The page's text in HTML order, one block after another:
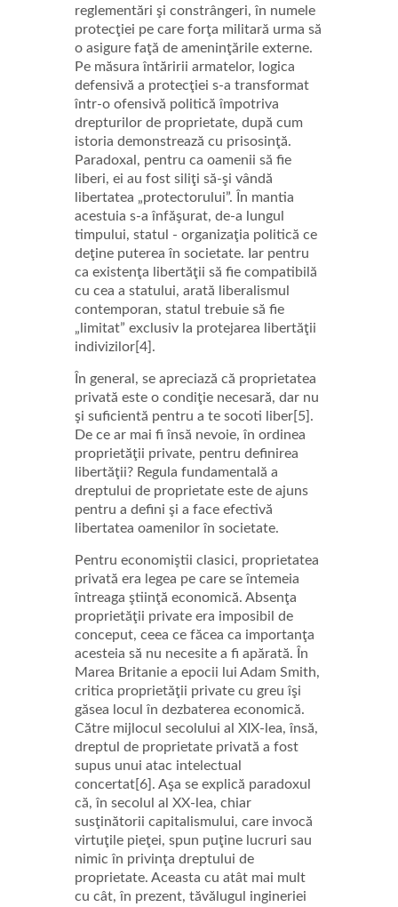
reglementări şi constrângeri, în numele
protecţiei pe care forţa militară urma să
o asigure faţă de ameninţările externe.
Pe măsura întăririi armatelor, logica
defensivă a protecţiei s-a transformat
într-o ofensivă politică împotriva
drepturilor de proprietate, după cum
istoria demonstrează cu prisosinţă.
Paradoxal, pentru ca oamenii să fie
liberi, ei au fost siliţi să-şi vândă
libertatea „protectorului”. În mantia
acestuia s-a înfăşurat, de-a lungul
timpului, statul - organizaţia politică ce
deţine puterea în societate. Iar pentru
ca existenţa libertăţii să fie compatibilă
cu cea a statului, arată liberalismul
contemporan, statul trebuie să fie
„limitat” exclusiv la protejarea libertăţii
indivizilor[4].
În general, se apreciază că proprietatea
privată este o condiţie necesară, dar nu
şi suficientă pentru a te socoti liber[5].
De ce ar mai fi însă nevoie, în ordinea
proprietăţii private, pentru definirea
libertăţii? Regula fundamentală a
dreptului de proprietate este de ajuns
pentru a defini şi a face efectivă
libertatea oamenilor în societate.
Pentru economiştii clasici, proprietatea
privată era legea pe care se întemeia
întreaga ştiinţă economică. Absenţa
proprietăţii private era imposibil de
conceput, ceea ce făcea ca importanţa
acesteia să nu necesite a fi apărată. În
Marea Britanie a epocii lui Adam Smith,
critica proprietăţii private cu greu îşi
găsea locul în dezbaterea economică.
Către mijlocul secolului al XIX-lea, însă,
dreptul de proprietate privată a fost
supus unui atac intelectual
concertat[6]. Aşa se explică paradoxul
că, în secolul al XX-lea, chiar
susţinătorii capitalismului, care invocă
virtuţile pieţei, spun puţine lucruri sau
nimic în privinţa dreptului de
proprietate. Aceasta cu atât mai mult
cu cât, în prezent, tăvălugul ingineriei